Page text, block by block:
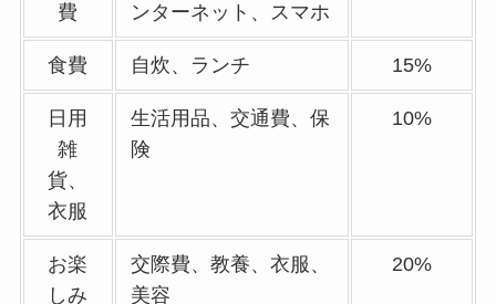
費
ンターネット、スマホ
食費 自炊、ランチ 15%
日用
雑
貨、
衣服
生活用品、交通費、保
険
10%
お楽
しみ
交際費、教養、衣服、
美容
20%